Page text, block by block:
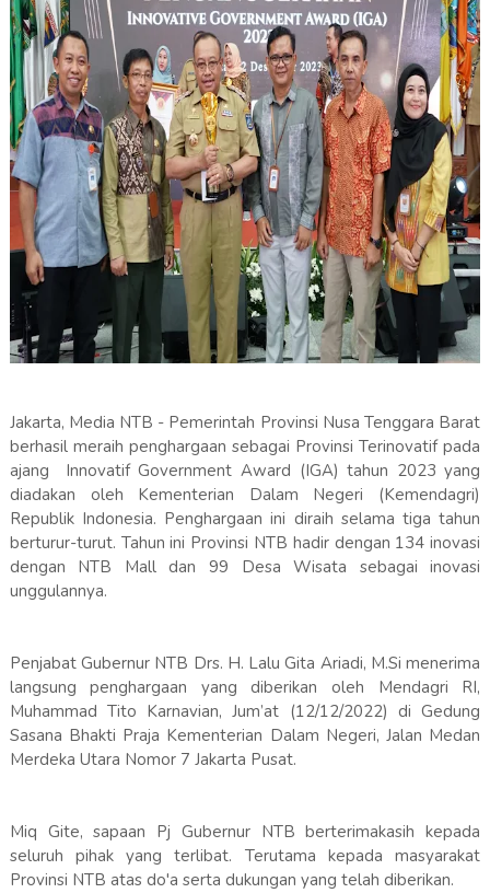
Jakarta, Media NTB - Pemerintah Provinsi Nusa Tenggara Barat
berhasil meraih penghargaan sebagai Provinsi Terinovatif pada
ajang Innovatif Government Award (IGA) tahun 2023 yang
diadakan oleh Kementerian Dalam Negeri (Kemendagri)
Republik Indonesia. Penghargaan ini diraih selama tiga tahun
berturur-turut. Tahun ini Provinsi NTB hadir dengan 134 inovasi
dengan NTB Mall dan 99 Desa Wisata sebagai inovasi
unggulannya.
Penjabat Gubernur NTB Drs. H. Lalu Gita Ariadi, M.Si menerima
langsung penghargaan yang diberikan oleh Mendagri RI,
Muhammad Tito Karnavian, Jum’at (12/12/2022) di Gedung
Sasana Bhakti Praja Kementerian Dalam Negeri, Jalan Medan
Merdeka Utara Nomor 7 Jakarta Pusat.
Miq Gite, sapaan Pj Gubernur NTB berterimakasih kepada
seluruh pihak yang terlibat. Terutama kepada masyarakat
Provinsi NTB atas do'a serta dukungan yang telah diberikan.